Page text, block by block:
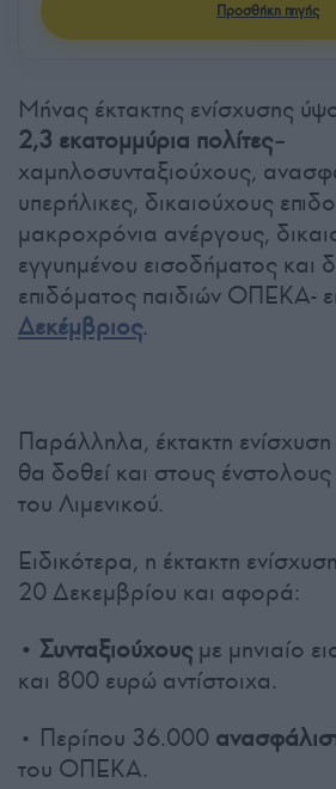
Προσθήκη πηγής
Μήνας έκτακτης ενίσχυσης
2,3 εκατομμύρια πολίτες–
χαμηλοσυνταξιούχους,
υπερήλικες, δικαιούχους
μακροχρόνια ανέργους,
εγγυημένου εισοδήματος και
επιδόματος παιδιών ΟΠΕΚΑ-
Δεκέμβριος.
Παράλληλα, έκτακτη
θα δοθεί και στους
του Λιμενικού.
Ειδικότερα, η έκτακτη
20 Δεκεμβρίου και αφορά:
• Συνταξιούχουςμε μηνιαίο
και 800 ευρώ αντίστοιχα.
• Περίπου 36.000
του ΟΠΕΚΑ.